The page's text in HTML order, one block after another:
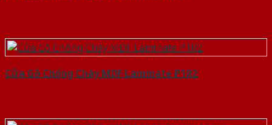
Cửa Gỗ Chống Cháy MDF Laminate P1R2